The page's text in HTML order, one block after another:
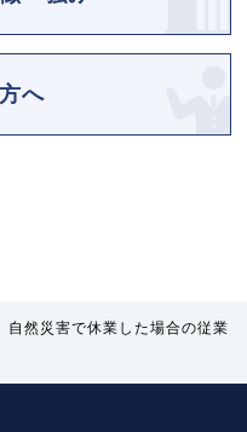
へ
自然災害で休業した場合の従業